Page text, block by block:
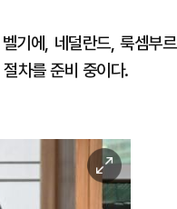
기에, 네덜란드, 룩셈부르
차를 준비 중이다.
이
미